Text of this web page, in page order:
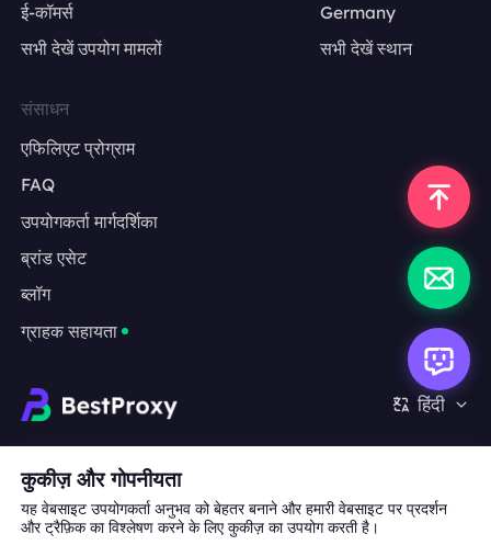
ई-कॉमर्स
सभी देखें उपयोग मामलों
Germany
सभी देखें स्थान
संसाधन
एफिलिएट प्रोग्राम
FAQ
उपयोगकर्ता मार्गदर्शिका
ब्रांड एसेट
ब्लॉग
ग्राहक सहायता
हिंदी
सहयोग:michael.wang@bestproxy.com
कुकीज़ और गोपनीयता
यह वेबसाइट उपयोगकर्ता अनुभव को बेहतर बनाने और हमारी वेबसाइट पर प्रदर्शन
और ट्रैफ़िक का विश्लेषण करने के लिए कुकीज़ का उपयोग करती है।